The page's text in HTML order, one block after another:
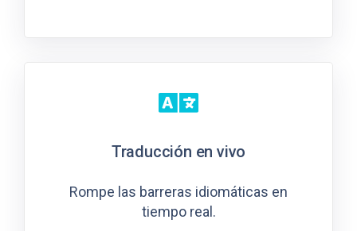
Traducción en vivo
Rompe las barreras idiomáticas en
tiempo real.